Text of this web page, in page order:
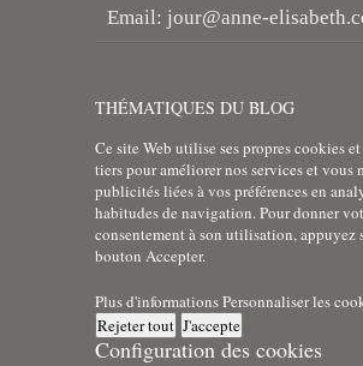
Email: jour@anne-
THÉMATIQUES DU BLOG
Ce site Web utilise ses propres cookies
tiers pour améliorer nos services et vous
publicités liées à vos préférences en
habitudes de navigation. Pour donner
consentement à son utilisation, appuyez
bouton Accepter.
Plus d'informationsPersonnaliser les
Rejeter tout J'accepte
Configuration des cookies